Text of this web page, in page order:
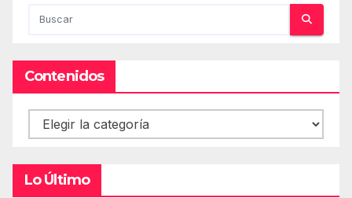
Contenidos
Contenidos
Lo Último